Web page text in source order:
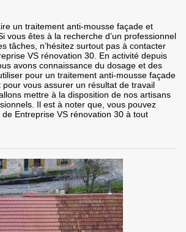
un traitement anti-mousse façade et
vous êtes à la recherche d’un professionnel
tâches, n’hésitez surtout pas à contacter
VS rénovation 30. En activité depuis
avons connaissance du dosage et des
pour un traitement anti-mousse façade
vous assurer un résultat de travail
mettre à la disposition de nos artisans
Il est à noter que, vous pouvez
Entreprise VS rénovation 30 à tout